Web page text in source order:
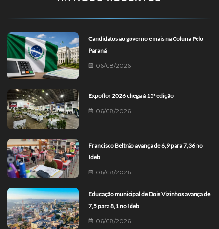
Candidatos ao governo e mais na Coluna Pelo
Paraná
06/08/2026
Expoflor 2026 chega à 15ª edição
06/08/2026
Francisco Beltrão avança de 6,9 para 7,36 no
Ideb
06/08/2026
Educação municipal de Dois Vizinhos avança de
7,5 para 8,1 no Ideb
06/08/2026